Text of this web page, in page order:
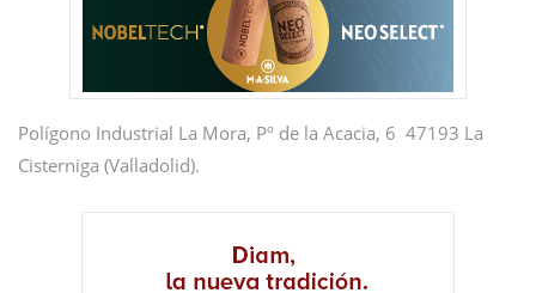
Polígono Industrial La Mora, Pº de la Acacia, 6 47193 La
Cisterniga (Valladolid).